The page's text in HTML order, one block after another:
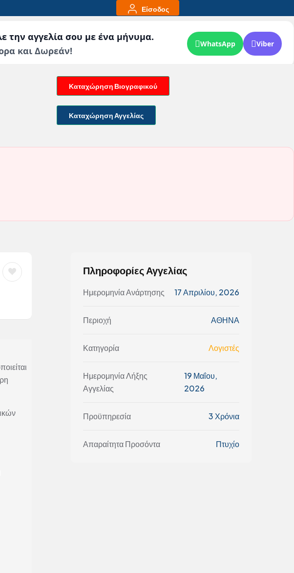
Είσοδος
την αγγελία σου με ένα μήνυμα.
και Δωρεάν!
WhatsApp Viber
Καταχώρηση Βιογραφικού
Καταχώρηση Αγγελίας
Πληροφορίες Αγγελίας
Ημερομηνία Ανάρτησης 17 Απριλίου, 2026
Περιοχή ΑΘΗΝΑ
Κατηγορία Λογιστές
Ημερομηνία Λήξης
Αγγελίας
19 Μαΐου,
2026
Προϋπηρεσία 3 Χρόνια
Απαραίτητα Προσόντα Πτυχίο